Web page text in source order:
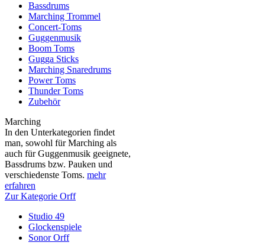
Bassdrums
Marching Trommel
Concert-Toms
Guggenmusik
Boom Toms
Gugga Sticks
Marching Snaredrums
Power Toms
Thunder Toms
Zubehör
Marching
In den Unterkategorien findet
man, sowohl für Marching als
auch für Guggenmusik geeignete,
Bassdrums bzw. Pauken und
verschiedenste Toms. mehr
erfahren
Zur Kategorie Orff
Studio 49
Glockenspiele
Sonor Orff